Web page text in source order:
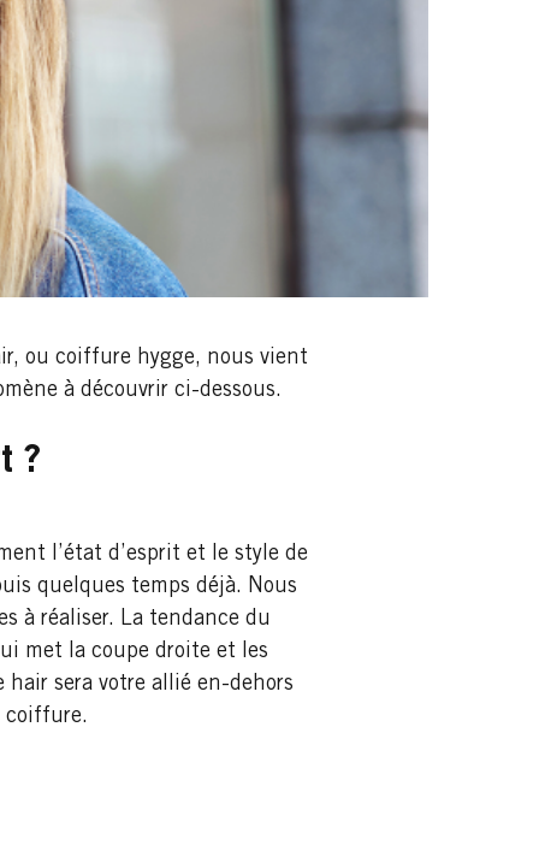
ou coiffure hygge, nous vient
à découvrir ci-dessous.
?
l’état d’esprit et le style de
quelques temps déjà. Nous
à réaliser. La tendance du
met la coupe droite et les
sera votre allié en-dehors
coiffure.